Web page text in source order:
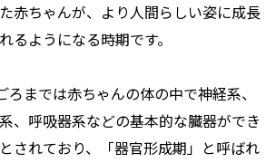
赤ちゃんが、より人間らしい姿に成長
るようになる時期です。
ろまでは赤ちゃんの体の中で神経系、
、呼吸器系などの基本的な臓器ができ
されており、「器官形成期」と呼ばれ